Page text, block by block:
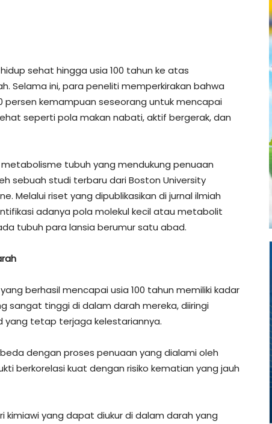
sehat hingga usia 100 tahun ke atas
Selama ini, para peneliti memperkirakan bahwa
kemampuan seseorang untuk mencapai
seperti pola makan nabati, aktif bergerak, dan
tubuh yang mendukung penuaan
sebuah studi terbaru dari Boston University
Melalui riset yang dipublikasikan di jurnal ilmiah
adanya pola molekul kecil atau metabolit
tubuh para lansia berumur satu abad.
berhasil mencapai usia 100 tahun memiliki kadar
sangat tinggi di dalam darah mereka, diiringi
yang tetap terjaga kelestariannya.
dengan proses penuaan yang dialami oleh
berkorelasi kuat dengan risiko kematian yang jauh
kimiawi yang dapat diukur di dalam darah yang